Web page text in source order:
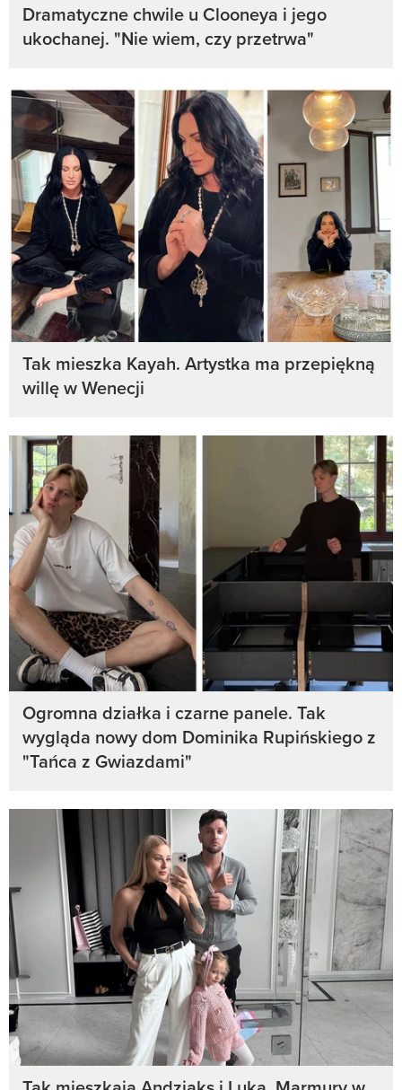
Dramatyczne chwile u Clooneya i jego
ukochanej. "Nie wiem, czy przetrwa"
Tak mieszka Kayah. Artystka ma przepiękną
willę w Wenecji
Ogromna działka i czarne panele. Tak
wygląda nowy dom Dominika Rupińskiego z
"Tańca z Gwiazdami"